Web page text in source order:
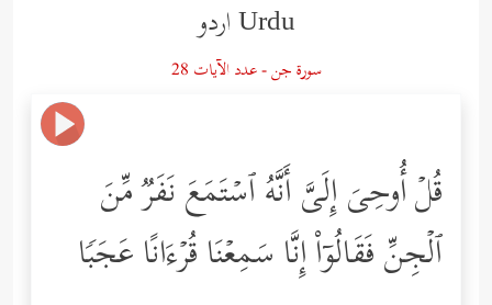
Urdu اردو
سورة جن - عدد الآيات 28
قُلۡ أُوحِیَ إِلَیَّ أَنَّهُ ٱسۡتَمَعَ نَفَرࣱ مِّنَ
ٱلۡجِنِّ فَقَالُوۤاْ إِنَّا سَمِعۡنَا قُرۡءَانًا عَجَبࣰا